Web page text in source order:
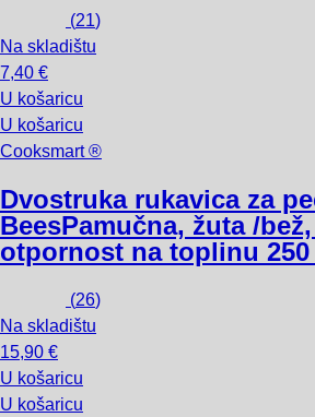
(21)
Na skladištu
7,40 €
U košaricu
U košaricu
Cooksmart ®
Dvostruka rukavica za
BeesPamučna, žuta /
otpornost na toplinu 250
(26)
Na skladištu
15,90 €
U košaricu
U košaricu